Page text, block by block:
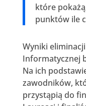
które
punktów ile
Wyniki
Informatycznej
Na ich
zawodników,
przystąpią do